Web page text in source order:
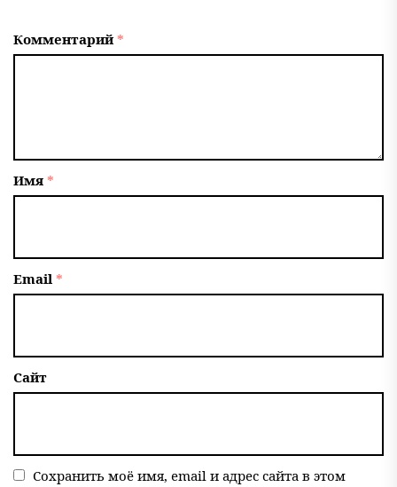
Комментарий*
Имя *
Email *
Сайт
Сохранить моё имя, email и адрес сайта в этом